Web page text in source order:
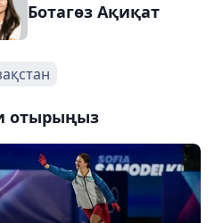
Ботагөз Ақиқат
отырыңыз